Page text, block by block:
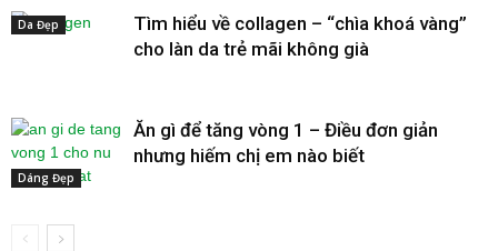
Da Đẹp
Tìm hiểu về collagen – “chìa khoá vàng”
cho làn da trẻ mãi không già
Dáng Đẹp
Ăn gì để tăng vòng 1 – Điều đơn giản
nhưng hiếm chị em nào biết